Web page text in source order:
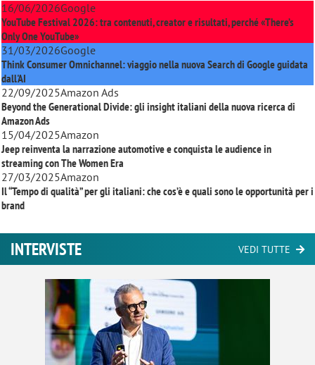
16/06/2026Google
YouTube Festival 2026: tra contenuti, creator e risultati, perché «There’s
Only One YouTube»
31/03/2026Google
Think Consumer Omnichannel: viaggio nella nuova Search di Google guidata
dall'AI
22/09/2025Amazon Ads
Beyond the Generational Divide: gli insight italiani della nuova ricerca di
Amazon Ads
15/04/2025Amazon
Jeep reinventa la narrazione automotive e conquista le audience in
streaming conThe Women Era
27/03/2025Amazon
Il “Tempo di qualità” per gli italiani: che cos’è e quali sono le opportunità per i
brand
INTERVISTE VEDI TUTTE